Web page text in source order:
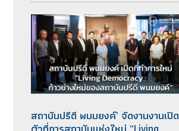
สถาบันปรีดี พนมยงค์’ จัดงานงานเปิด